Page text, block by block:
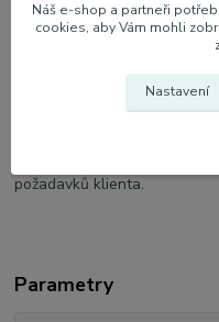
JEM PPF s.r.o.je
vyráběných společnosti
asijského trhu. Z důvodu
schopni nabídnou výrobu
požadavků klienta.
Parametry
Náš e-shop a partneři
cookies, aby Vám mohli
Nastavení